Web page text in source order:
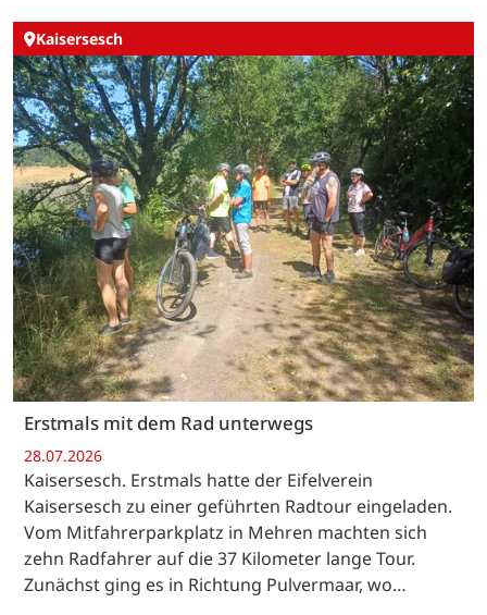
Kaisersesch
Erstmals mit dem Rad unterwegs
28.07.2026
Kaisersesch. Erstmals hatte der Eifelverein
Kaisersesch zu einer geführten Radtour eingeladen.
Vom Mitfahrerparkplatz in Mehren machten sich
zehn Radfahrer auf die 37 Kilometer lange Tour.
Zunächst ging es in Richtung Pulvermaar, wo…